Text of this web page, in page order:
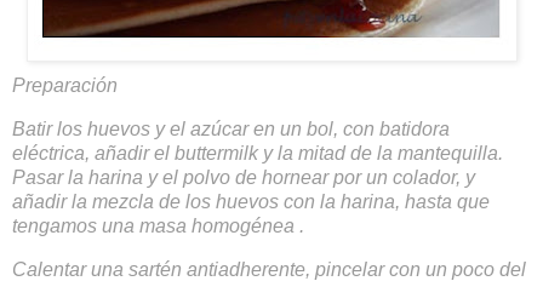
Preparación
Batir los huevos y el azúcar en un bol, con batidora
eléctrica, añadir el buttermilk y la mitad de la mantequilla.
Pasar la harina y el polvo de hornear por un colador, y
añadir la mezcla de los huevos con la harina, hasta que
tengamos una masa homogénea .
Calentar una sartén antiadherente, pincelar con un poco del